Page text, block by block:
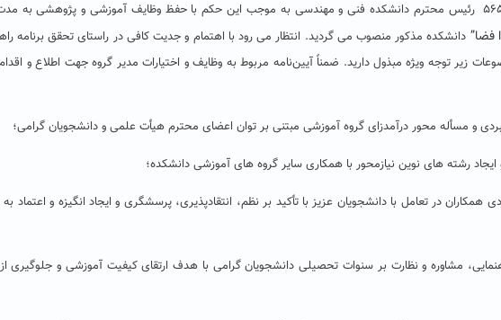
عطف به پیشنهاد مندرج در نامه شماره ۵۶۵۲۳ رئیس محترم دانشکده فنی و مهندسی به موجب این حکم با حفظ وظایف آموزشی و پژوهشی
فضا” دانشکده مذکور منصوب می گردید. انتظار می رود با اهتمام و جدیت کافی در راستای تحقق برنامه
زیر توجه ویژه مبذول دارید. ضمناً آیین‌نامه مربوط به وظایف و اختیارات مدیر گروه جهت اطلاع و
همکاران در تعامل با دانشجویان عزیز با تأکید بر نظم، انتقادپذیری، پرسشگری و ایجاد انگیزه و اعتماد
مشاوره و نظارت بر سنوات تحصیلی دانشجویان گرامی با هدف ارتقای کیفیت آموزشی و جلوگیری